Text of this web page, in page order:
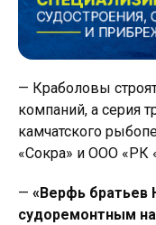
— Краболовы
компаний, а серия
камчатского
«Сокра» и ООО «РК
— «Верфь братьев
судоремонтным